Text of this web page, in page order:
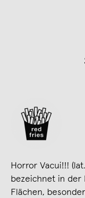
Horror Vacui!!!
bezeichnet in der
Flächen,